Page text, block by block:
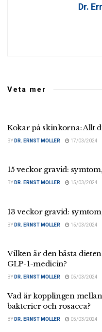
Dr.
Veta mer
Kokar på skinkorna: Allt
BY DR. ERNST MOLLER 17/03/2024
15 veckor gravid:
BY DR. ERNST MOLLER 15/03/2024
13 veckor gravid:
BY DR. ERNST MOLLER 15/03/2024
Vilken är den bästa
GLP-1-medicin?
BY DR. ERNST MOLLER 05/03/2024
Vad är kopplingen
bakterier och rosacea?
BY DR. ERNST MOLLER 05/03/2024